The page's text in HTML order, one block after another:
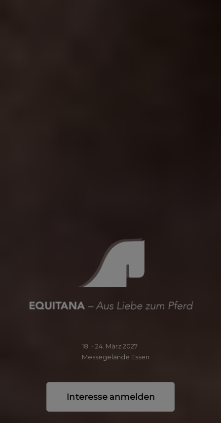
18. - 24. März 2027
Messegelände Essen
Interesse anmelden